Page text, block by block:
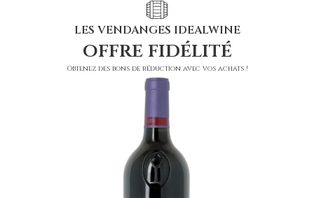
LES VENDANGES IDEALWINE
offre fidélité
Obtenez des bons de réduction avec vos achats !